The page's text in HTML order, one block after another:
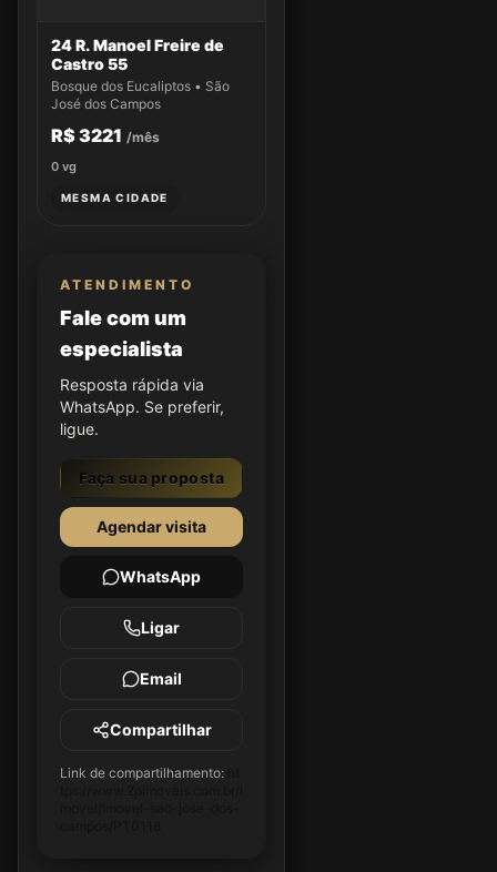
24 R. Manoel Freire de
Castro 55
Bosque dos Eucaliptos • São
José dos Campos
R$ 3221 /mês
0 vg
MESMA CIDADE
ATENDIMENTO
Fale com um
especialista
Resposta rápida via
WhatsApp. Se preferir,
ligue.
Faça sua proposta
Agendar visita
WhatsApp
Ligar
Email
Compartilhar
Link de compartilhamento: